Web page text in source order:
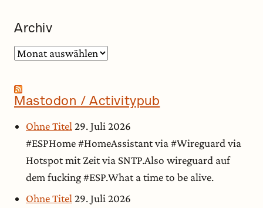
Archiv
Archiv
Mastodon / Activitypub
Ohne Titel29. Juli 2026
#ESPHome #HomeAssistant via #Wireguard via
Hotspot mit Zeit via SNTP.Also wireguard auf
dem fucking #ESP.What a time to be alive.
Ohne Titel 29. Juli 2026